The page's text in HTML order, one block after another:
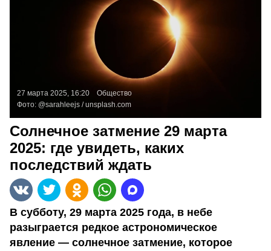
27 марта 2025, 16:20
Общество
Фото: @sarahleejs /unsplash.com
Солнечное затмение 29 марта
2025: где увидеть, каких
последствий ждать
В субботу, 29 марта 2025 года, в небе
разыграется редкое астрономическое
явление — солнечное затмение, которое